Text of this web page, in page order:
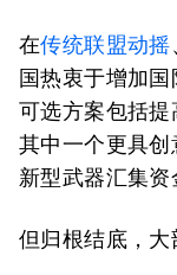
在传统联盟动摇
国热衷于增加
可选方案包括提
其中一个更具
新型武器汇集资
但归根结底，